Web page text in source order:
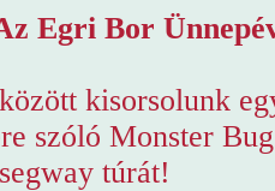
Egri Bor
kisorsolunk
szóló Monster
túrát!